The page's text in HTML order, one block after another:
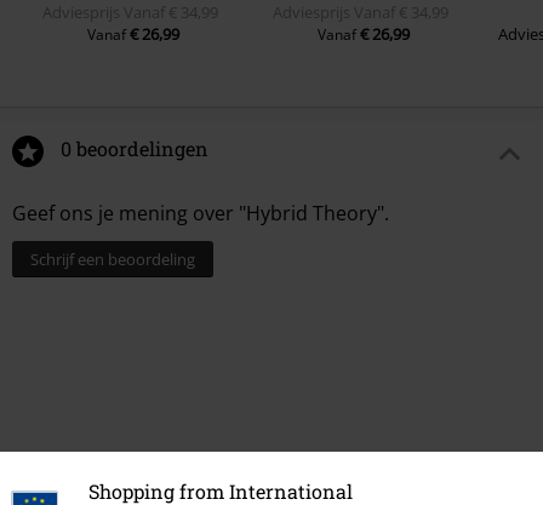
Shopping from International
Adviesprijs Vanaf € 34,99
Vanaf€ 26,99
Adviesprijs Vanaf € 34,99
Vanaf€ 26,99
0 beoordelingen
Geef ons je mening over "Hybrid Theory".
Schrijf een beoordeling